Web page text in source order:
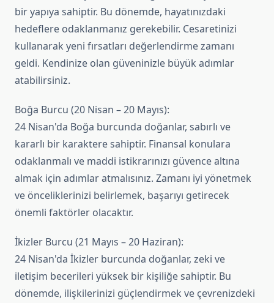
bir yapıya sahiptir. Bu dönemde, hayatınızdaki
hedeflere odaklanmanız gerekebilir. Cesaretinizi
kullanarak yeni fırsatları değerlendirme zamanı
geldi. Kendinize olan güveninizle büyük adımlar
atabilirsiniz.
Boğa Burcu (20 Nisan – 20 Mayıs):
24 Nisan'da Boğa burcunda doğanlar, sabırlı ve
kararlı bir karaktere sahiptir. Finansal konulara
odaklanmalı ve maddi istikrarınızı güvence altına
almak için adımlar atmalısınız. Zamanı iyi yönetmek
ve önceliklerinizi belirlemek, başarıyı getirecek
önemli faktörler olacaktır.
İkizler Burcu (21 Mayıs – 20 Haziran):
24 Nisan'da İkizler burcunda doğanlar, zeki ve
iletişim becerileri yüksek bir kişiliğe sahiptir. Bu
dönemde, ilişkilerinizi güçlendirmek ve çevrenizdeki